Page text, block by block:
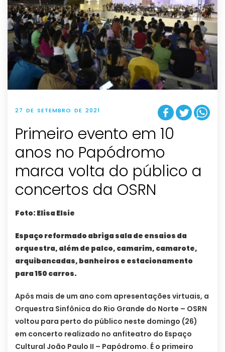
27 DE SETEMBRO DE 2021
Primeiro evento em 10
anos no Papódromo
marca volta do público a
concertos da OSRN
Foto: Elisa Elsie
Espaço reformado abriga sala de ensaios da
orquestra, além de palco, camarim, camarote,
arquibancadas, banheiros e estacionamento
para 150 carros.
Após mais de um ano com apresentações virtuais, a
Orquestra Sinfônica do Rio Grande do Norte – OSRN
voltou para perto do público neste domingo (26)
em concerto realizado no anfiteatro do Espaço
Cultural João Paulo II – Papódromo. É o primeiro